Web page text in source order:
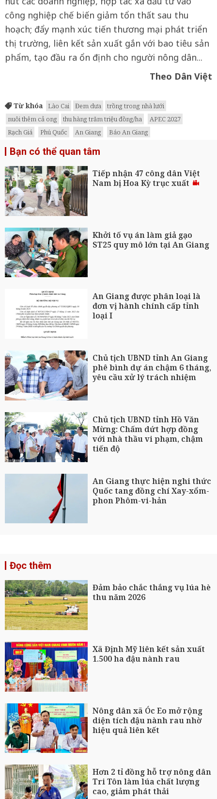
công nghiệp chế biến giảm tổn thất sau thu
hoạch; đẩy mạnh xúc tiến thương mại phát triển
thị trường, liên kết sản xuất gắn với bao tiêu sản
phẩm, tạo đầu ra ổn định cho người nông dân...
Theo Dân Việt
Từ khóa Lào Cai Đem dưa
trồng trong nhà lưới
nuôi thêm cả ong
thu hàng trăm triệu đồng/ha
APEC 2027
Rạch Giá
Phú Quốc An Giang Báo An Giang
Bạn có thể quan tâm
Tiếp nhận 47 công dân Việt
Nam bị Hoa Kỳ trục xuất
Khởi tố vụ án làm giả gạo
ST25 quy mô lớn tại An Giang
An Giang được phân loại là
đơn vị hành chính cấp tỉnh
loại I
Chủ tịch UBND tỉnh An Giang
phê bình dự án chậm 6 tháng,
yêu cầu xử lý trách nhiệm
Chủ tịch UBND tỉnh Hồ Văn
Mừng: Chấm dứt hợp đồng
với nhà thầu vi phạm, chậm
tiến độ
An Giang thực hiện nghi thức
Quốc tang đồng chí Xay-xổm-
phon Phôm-vi-hản
Đọc thêm
Đảm bảo chắc thắng vụ lúa hè
thu năm 2026
Xã Định Mỹ liên kết sản xuất
1.500 ha đậu nành rau
Nông dân xã Óc Eo mở rộng
diện tích đậu nành rau nhờ
hiệu quả liên kết
Hơn 2 tỉ đồng hỗ trợ nông dân
Tri Tôn làm lúa chất lượng
cao, giảm phát thải